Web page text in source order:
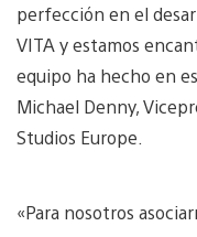
perfección en el
VITA y estamos
equipo ha hecho en
Michael Denny,
Studios Europe.
«Para nosotros